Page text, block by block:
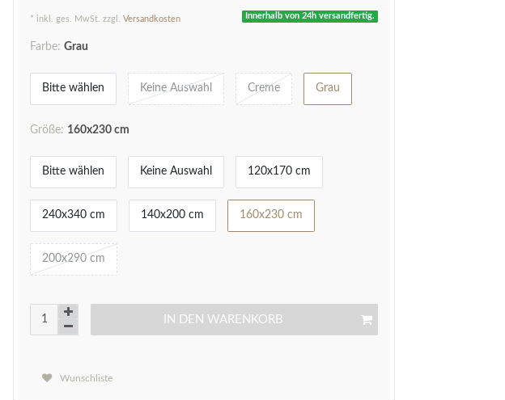
* inkl. ges. MwSt. zzgl. Versandkosten Innerhalb von 24h versandfertig.
Farbe: Grau
Bitte wählen Keine Auswahl Creme Grau
Größe: 160x230 cm
Bitte wählen Keine Auswahl 120x170 cm
240x340 cm 140x200 cm 160x230 cm
200x290 cm
IN DEN WARENKORB
Wunschliste